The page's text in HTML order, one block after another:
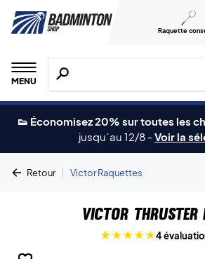
Raquette
MENU
Recherche de produits, de
👟 Économisez 20% sur toutes les
jusqu´au 12/8 -Voir la
Retour | Victor Raquettes
Victor Thruster
4